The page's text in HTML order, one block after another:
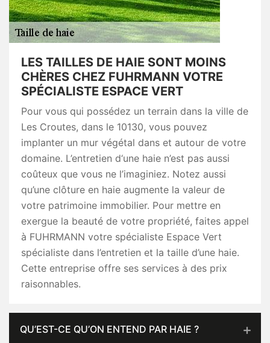
LES TAILLES DE HAIE SONT MOINS
CHÈRES CHEZ FUHRMANN VOTRE
SPÉCIALISTE ESPACE VERT
Pour vous qui possédez un terrain dans la ville de
Les Croutes, dans le 10130, vous pouvez
implanter un mur végétal dans et autour de votre
domaine. L’entretien d‘une haie n’est pas aussi
coûteux que vous ne l’imaginiez. Notez aussi
qu’une clôture en haie augmente la valeur de
votre patrimoine immobilier. Pour mettre en
exergue la beauté de votre propriété, faites appel
à FUHRMANN votre spécialiste Espace Vert
spécialiste dans l’entretien et la taille d’une haie.
Cette entreprise offre ses services à des prix
raisonnables.
QU’EST-CE QU’ON ENTEND PAR HAIE ?